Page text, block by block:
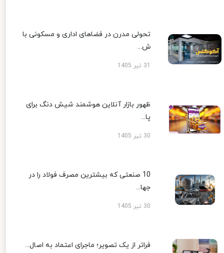
تحولی مدرن در فضاهای اداری و مسکونی با
ش...
ظهور بازار آنلاین هوشمند شیش دنگ برای
پا...
30 تیر 1405
10 صنعتی که بیشترین مصرف فولاد را در
جها...
30 تیر 1405
فراتر از یک تصویر؛ ماجرای اعتماد به اصال...